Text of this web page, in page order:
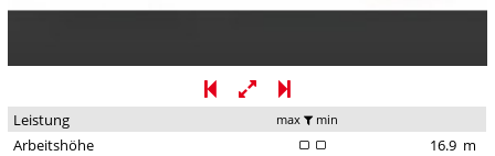
Leistung max min
Arbeitshöhe 16.9 m